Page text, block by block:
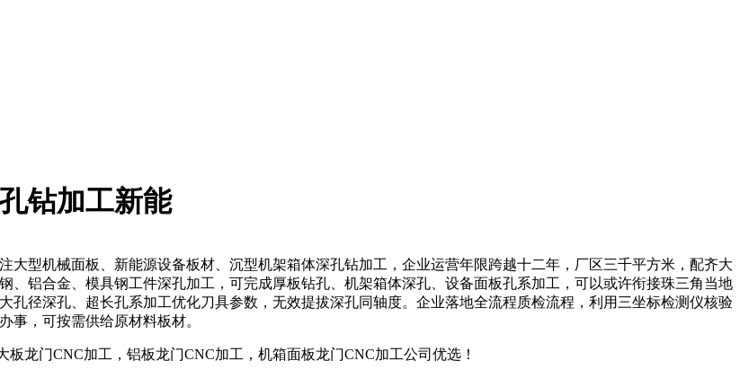
钻加工新能
型机械面板、新能源设备板材、沉型机架箱体深孔钻加工，企业运营年限跨越十二年，厂区三千平方米，配齐大
铝合金、模具钢工件深孔加工，可完成厚板钻孔、机架箱体深孔、设备面板孔系加工，可以或许衔接珠三角当地
径深孔、超长孔系加工优化刀具参数，无效提拔深孔同轴度。企业落地全流程质检流程，利用三坐标检测仪核验
事，可按需供给原材料板材。
门CNC加工，铝板龙门CNC加工，机箱面板龙门CNC加工公司优选！